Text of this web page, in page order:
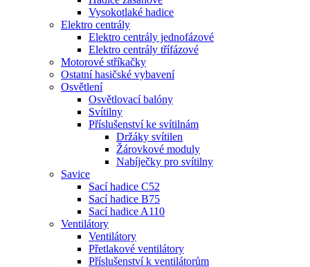
Vysokotlaké hadice
Elektro centrály
Elektro centrály jednofázové
Elektro centrály třífázové
Motorové stříkačky
Ostatní hasičské vybavení
Osvětlení
Osvětlovací balóny
Svítilny
Příslušenství ke svítilnám
Držáky svítilen
Žárovkové moduly
Nabíječky pro svítilny
Savice
Sací hadice C52
Sací hadice B75
Sací hadice A110
Ventilátory
Ventilátory
Přetlakové ventilátory
Příslušenství k ventilátorům